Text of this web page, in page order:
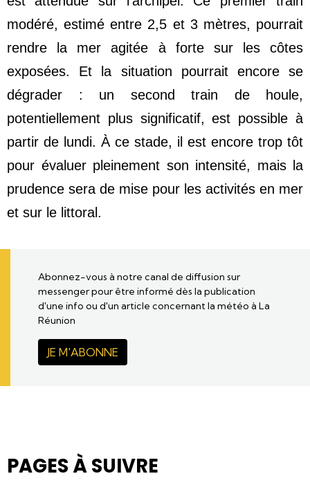
modéré, estimé entre 2,5 et 3 mètres, pourrait
rendre la mer agitée à forte sur les côtes
exposées. Et la situation pourrait encore se
dégrader : un second train de houle,
potentiellement plus significatif, est possible à
partir de lundi. À ce stade, il est encore trop tôt
pour évaluer pleinement son intensité, mais la
prudence sera de mise pour les activités en mer
et sur le littoral.
Abonnez-vous à notre canal de diffusion sur
messenger pour être informé dès la publication
d'une info ou d'un article concernant la météo à La
Réunion
JE M'ABONNE
PAGES À SUIVRE